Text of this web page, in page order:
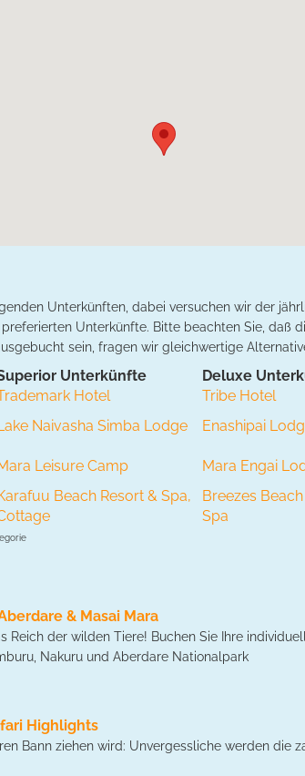
Unterkünften, dabei versuchen wir der
Unterkünfte. Bitte beachten Sie, daß
sein, fragen wir gleichwertige
Unterkünfte
Deluxe
Hotel
Tribe Hotel
Naivasha Simba Lodge Enashipai
Leisure Camp Mara Engai
Beach Resort & Spa,
Breezes
Spa
& Masai Mara
Reich der wilden Tiere! Buchen Sie Ihre
Nakuru und Aberdare Nationalpark
Highlights
Bann ziehen wird: Unvergessliche werden die